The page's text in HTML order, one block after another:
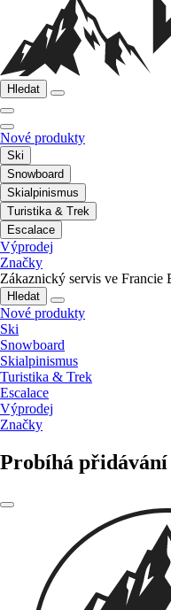
Hledat
Nové produkty
Ski
Snowboard
Skialpinismus
Turistika & Trek
Escalace
Výprodej
Značky
Zákaznický servis ve Francie
Hledat
Nové produkty
Ski
Snowboard
Skialpinismus
Turistika & Trek
Escalace
Výprodej
Značky
Probíhá přidávání